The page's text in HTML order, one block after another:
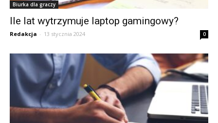
Biurka dla graczy
Ile lat wytrzymuje laptop gamingowy?
Redakcja - 13 stycznia 2024 0